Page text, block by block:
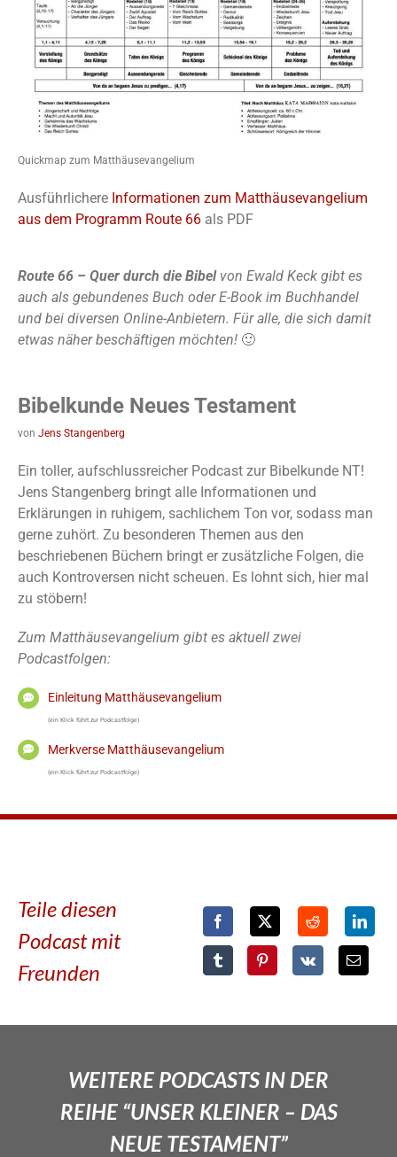
Quickmap zum Matthäusevangelium
Ausführlichere Informationen zum Matthäusevangelium
aus dem Programm Route 66 als PDF
Route 66 – Quer durch die Bibel von Ewald Keck gibt es
auch als gebundenes Buch oder E-Book im Buchhandel
und bei diversen Online-Anbietern. Für alle, die sich damit
etwas näher beschäftigen möchten! 🙂
Bibelkunde Neues Testament
von Jens Stangenberg
Ein toller, aufschlussreicher Podcast zur Bibelkunde NT!
Jens Stangenberg bringt alle Informationen und
Erklärungen in ruhigem, sachlichem Ton vor, sodass man
gerne zuhört. Zu besonderen Themen aus den
beschriebenen Büchern bringt er zusätzliche Folgen, die
auch Kontroversen nicht scheuen. Es lohnt sich, hier mal
zu stöbern!
Zum Matthäusevangelium gibt es aktuell zwei
Podcastfolgen:
Einleitung Matthäusevangelium
(ein Klick führt zur Podcastfolge)
Merkverse Matthäusevangelium
(ein Klick führt zur Podcastfolge)
Teile diesen
Podcast mit
Freunden
WEITERE PODCASTS IN DER
REIHE “UNSER KLEINER – DAS
NEUE TESTAMENT”